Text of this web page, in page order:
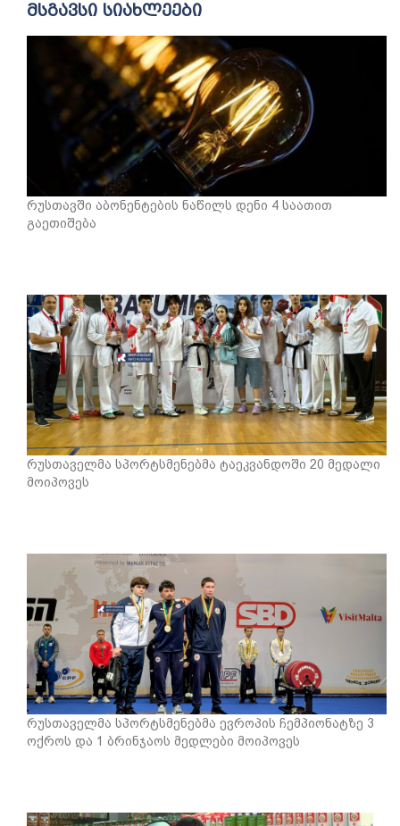
მსგავსი სიახლეები
რუსთავში აბონენტების ნაწილს დენი 4 საათით
გაეთიშება
რუსთაველმა სპორტსმენებმა ტაეკვანდოში 20 მედალი
მოიპოვეს
რუსთაველმა სპორტსმენებმა ევროპის ჩემპიონატზე 3
ოქროს და 1 ბრინჯაოს მედლები მოიპოვეს